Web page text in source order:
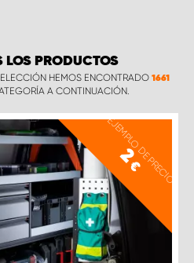
LOS PRODUCTOS
HEMOS ENCONTRADO 1661
A CONTINUACIÓN.
EJEMPLO DE PRECIO
2
€